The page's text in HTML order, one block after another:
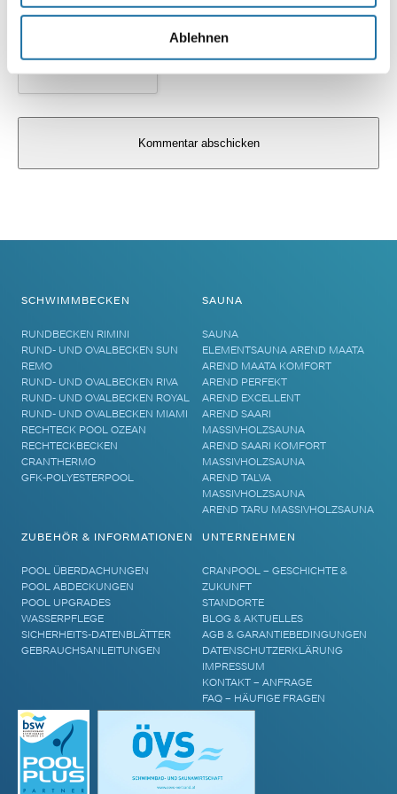
Ablehnen
SCHWIMMBECKEN
RUNDBECKEN RIMINI
RUND- UND OVALBECKEN SUN
REMO
RUND- UND OVALBECKEN RIVA
RUND- UND OVALBECKEN ROYAL
RUND- UND OVALBECKEN MIAMI
RECHTECK POOL OZEAN
RECHTECKBECKEN
CRANTHERMO
GFK-POLYESTERPOOL
SAUNA
SAUNA
ELEMENTSAUNA AREND MAATA
AREND MAATA KOMFORT
AREND PERFEKT
AREND EXCELLENT
AREND SAARI
MASSIVHOLZSAUNA
AREND SAARI KOMFORT
MASSIVHOLZSAUNA
AREND TALVA
MASSIVHOLZSAUNA
AREND TARU MASSIVHOLZSAUNA
ZUBEHÖR & INFORMATIONEN
POOL ÜBERDACHUNGEN
POOL ABDECKUNGEN
POOL UPGRADES
WASSERPFLEGE
SICHERHEITS-DATENBLÄTTER
GEBRAUCHSANLEITUNGEN
UNTERNEHMEN
CRANPOOL – GESCHICHTE &
ZUKUNFT
STANDORTE
BLOG & AKTUELLES
AGB & GARANTIEBEDINGUNGEN
DATENSCHUTZERKLÄRUNG
IMPRESSUM
KONTAKT – ANFRAGE
FAQ – HÄUFIGE FRAGEN